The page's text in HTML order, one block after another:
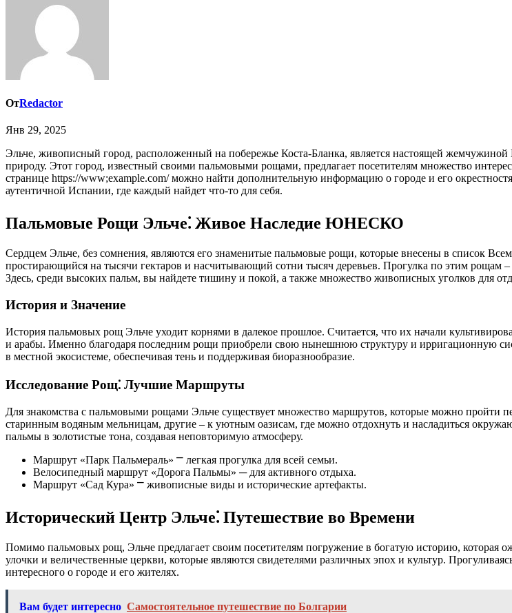
ОтRedactor
Янв 29, 2025
Эльче, живописный город, расположенный на побережье Коста-Бланка, является настоящей жемчужиной Испании, сочетающей в себе богатую историю, уникальную культуру и потрясающую
природу. Этот город, известный своими пальмовыми рощами, предлагает посетителям множество
странице https://www;example.com/ можно найти дополнительную информацию о городе и его
аутентичной Испании, где каждый найдет что-то для себя.
Пальмовые Рощи Эльче⁚ Живое Наследие ЮНЕСКО
Сердцем Эльче, без сомнения, являются его знаменитые пальмовые рощи, которые внесены в список
простирающийся на тысячи гектаров и насчитывающий сотни тысяч деревьев. Прогулка по этим рощам
Здесь, среди высоких пальм, вы найдете тишину и покой, а также множество живописных уголков для
История и Значение
История пальмовых рощ Эльче уходит корнями в далекое прошлое. Считается, что их начали
и арабы. Именно благодаря последним рощи приобрели свою нынешнюю структуру и ирригационную
в местной экосистеме, обеспечивая тень и поддерживая биоразнообразие.
Исследование Рощ⁚ Лучшие Маршруты
Для знакомства с пальмовыми рощами Эльче существует множество маршрутов, которые можно пройти
старинным водяным мельницам, другие – к уютным оазисам, где можно отдохнуть и насладиться
пальмы в золотистые тона, создавая неповторимую атмосферу.
Маршрут «Парк Пальмераль» ⎻ легкая прогулка для всей семьи.
Велосипедный маршрут «Дорога Пальмы» ─ для активного отдыха.
Маршрут «Сад Кура» ⎻ живописные виды и исторические артефакты.
Исторический Центр Эльче⁚ Путешествие во Времени
Помимо пальмовых рощ, Эльче предлагает своим посетителям погружение в богатую историю, которая
улочки и величественные церкви, которые являются свидетелями различных эпох и культур.
интересного о городе и его жителях.
Вам будет интересно Самостоятельное путешествие по Болгарии